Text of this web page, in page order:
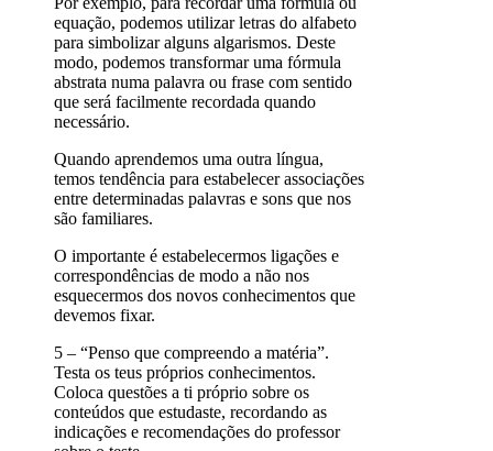
equação, podemos utilizar letras do alfabeto
para simbolizar alguns algarismos. Deste
modo, podemos transformar uma fórmula
abstrata numa palavra ou frase com sentido
que será facilmente recordada quando
necessário.
Quando aprendemos uma outra língua,
temos tendência para estabelecer associações
entre determinadas palavras e sons que nos
são familiares.
O importante é estabelecermos ligações e
correspondências de modo a não nos
esquecermos dos novos conhecimentos que
devemos fixar.
5 – “Penso que compreendo a matéria”.
Testa os teus próprios conhecimentos.
Coloca questões a ti próprio sobre os
conteúdos que estudaste, recordando as
indicações e recomendações do professor